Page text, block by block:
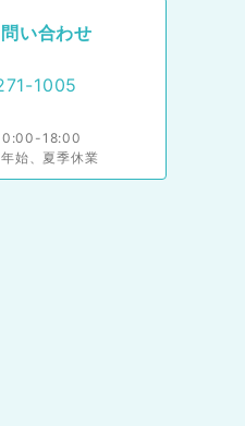
い合わせ
1005
18:00
始、夏季休業